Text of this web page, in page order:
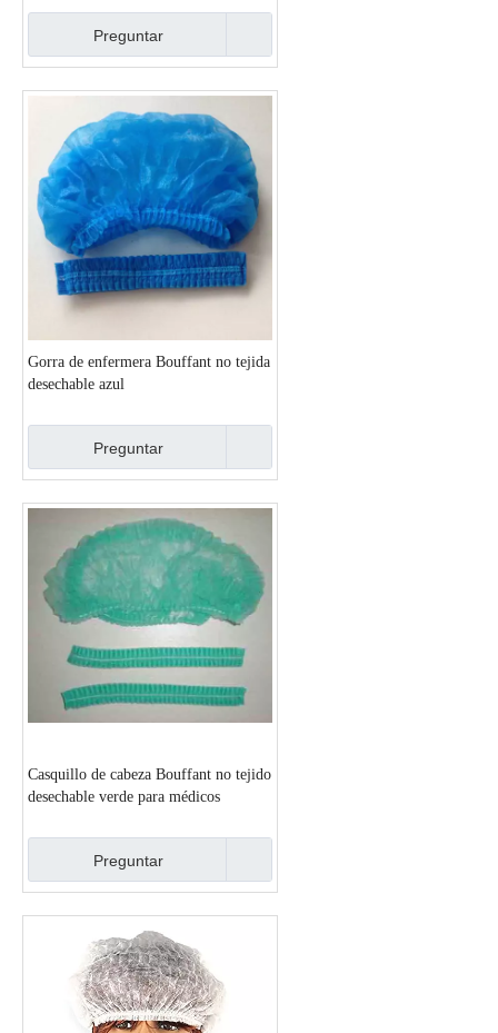
Preguntar
Gorra de enfermera Bouffant no tejida
desechable azul
Preguntar
Casquillo de cabeza Bouffant no tejido
desechable verde para médicos
Preguntar